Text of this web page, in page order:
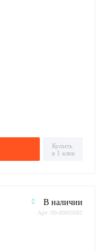
Купить
в 1 клик
В наличии
Арт: 00-00005681